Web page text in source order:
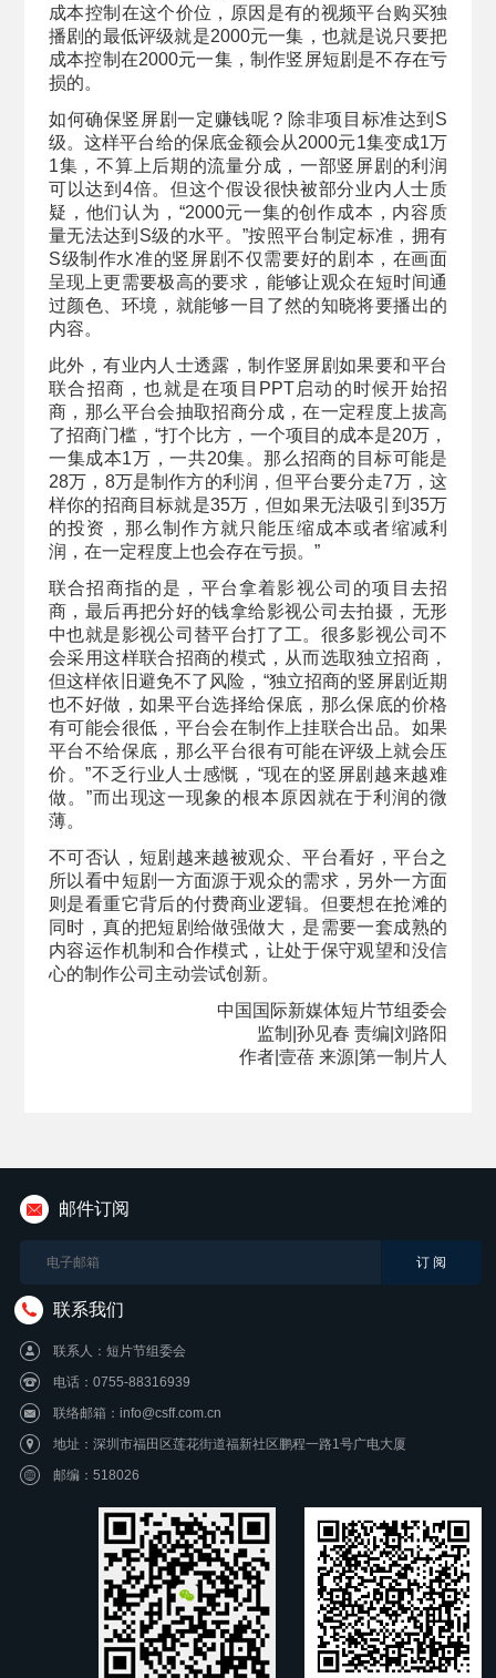
成本控制在这个价位，原因是有的视频平台购买独
播剧的最低评级就是2000元一集，也就是说只要把
成本控制在2000元一集，制作竖屏短剧是不存在亏
损的。
如何确保竖屏剧一定赚钱呢？除非项目标准达到S
级。这样平台给的保底金额会从2000元1集变成1万
1集，不算上后期的流量分成，一部竖屏剧的利润
可以达到4倍。但这个假设很快被部分业内人士质
疑，他们认为，“2000元一集的创作成本，内容质
量无法达到S级的水平。”按照平台制定标准，拥有
S级制作水准的竖屏剧不仅需要好的剧本，在画面
呈现上更需要极高的要求，能够让观众在短时间通
过颜色、环境，就能够一目了然的知晓将要播出的
内容。
此外，有业内人士透露，制作竖屏剧如果要和平台
联合招商，也就是在项目PPT启动的时候开始招
商，那么平台会抽取招商分成，在一定程度上拔高
了招商门槛，“打个比方，一个项目的成本是20万，
一集成本1万，一共20集。那么招商的目标可能是
28万，8万是制作方的利润，但平台要分走7万，这
样你的招商目标就是35万，但如果无法吸引到35万
的投资，那么制作方就只能压缩成本或者缩减利
润，在一定程度上也会存在亏损。”
联合招商指的是，平台拿着影视公司的项目去招
商，最后再把分好的钱拿给影视公司去拍摄，无形
中也就是影视公司替平台打了工。很多影视公司不
会采用这样联合招商的模式，从而选取独立招商，
但这样依旧避免不了风险，“独立招商的竖屏剧近期
也不好做，如果平台选择给保底，那么保底的价格
有可能会很低，平台会在制作上挂联合出品。如果
平台不给保底，那么平台很有可能在评级上就会压
价。”不乏行业人士感慨，“现在的竖屏剧越来越难
做。”而出现这一现象的根本原因就在于利润的微
薄。
不可否认，短剧越来越被观众、平台看好，平台之
所以看中短剧一方面源于观众的需求，另外一方面
则是看重它背后的付费商业逻辑。但要想在抢滩的
同时，真的把短剧给做强做大，是需要一套成熟的
内容运作机制和合作模式，让处于保守观望和没信
心的制作公司主动尝试创新。
中国国际新媒体短片节组委会
监制|孙见春 责编|刘路阳
作者|壹蓓 来源|第一制片人
邮件订阅
联系我们
联系人：短片节组委会
电话：0755-88316939
联络邮箱：info@csff.com.cn
地址：深圳市福田区莲花街道福新社区鹏程一路1号广电大厦
邮编：518026